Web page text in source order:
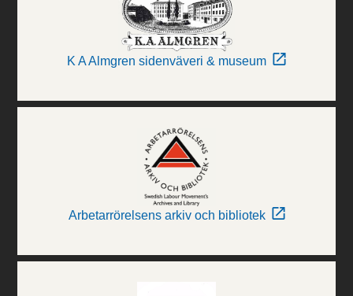
K A Almgren sidenväveri & museum
Arbetarrörelsens arkiv och bibliotek